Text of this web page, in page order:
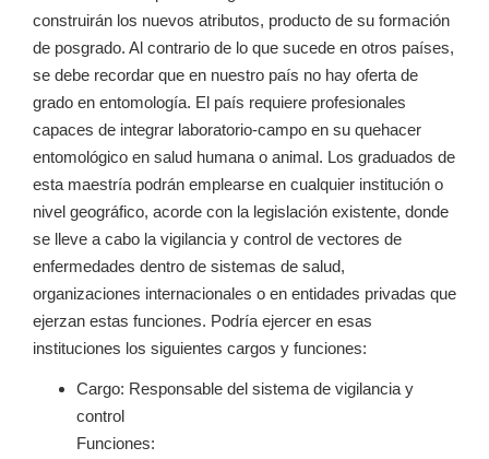
construirán los nuevos atributos, producto de su formación
de posgrado. Al contrario de lo que sucede en otros países,
se debe recordar que en nuestro país no hay oferta de
grado en entomología. El país requiere profesionales
capaces de integrar laboratorio-campo en su quehacer
entomológico en salud humana o animal. Los graduados de
esta maestría podrán emplearse en cualquier institución o
nivel geográfico, acorde con la legislación existente, donde
se lleve a cabo la vigilancia y control de vectores de
enfermedades dentro de sistemas de salud,
organizaciones internacionales o en entidades privadas que
ejerzan estas funciones. Podría ejercer en esas
instituciones los siguientes cargos y funciones:
Cargo: Responsable del sistema de vigilancia y
control
Funciones: